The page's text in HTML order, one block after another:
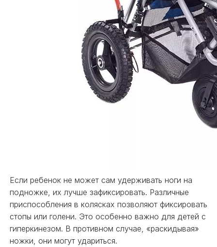
Если ребенок не может сам удерживать ноги на
подножке, их лучше зафиксировать. Различные
приспособления в колясках позволяют фиксировать
стопы или голени. Это особенно важно для детей с
гиперкинезом. В противном случае, «раскидывая»
ножки, они могут удариться.